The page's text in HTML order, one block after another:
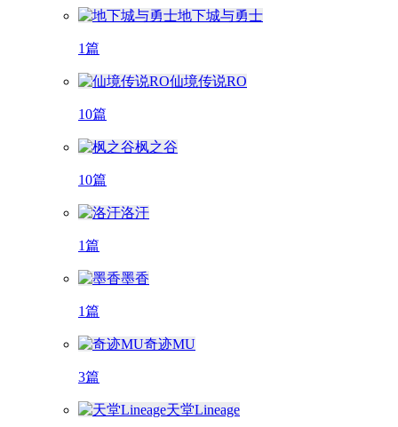
地下城与勇士
1篇
仙境传说RO
10篇
枫之谷
10篇
洛汗
1篇
墨香
1篇
奇迹MU
3篇
天堂Lineage